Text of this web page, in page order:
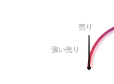
への急騰は、電力アク
位を決めることを露呈
バンクの1,000億ドル規
計画「イザナギ・プロ
は、商業的に合理的な
売り
強い売り